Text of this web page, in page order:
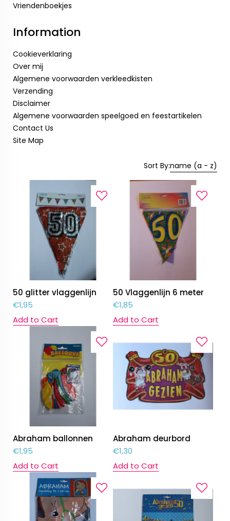
Vriendenboekjes
Information
Cookieverklaring
Over mij
Algemene voorwaarden verkleedkisten
Verzending
Disclaimer
Algemene voorwaarden speelgoed en feestartikelen
Contact Us
Site Map
Sort By:name (a - z)
50 glitter vlaggenlijn
€1,95
Add to Cart
50 Vlaggenlijn 6 meter
€1,85
Add to Cart
Abraham ballonnen
€1,95
Add to Cart
Abraham deurbord
€1,30
Add to Cart